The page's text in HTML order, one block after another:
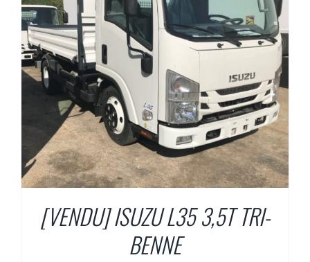
[VENDU] ISUZU L35 3,5T TRI-
BENNE